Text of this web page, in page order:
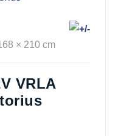
× 210 cm
VRLA